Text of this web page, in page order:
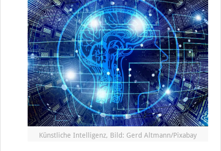
Künstliche Intelligenz, Bild: Gerd Altmann/Pixabay